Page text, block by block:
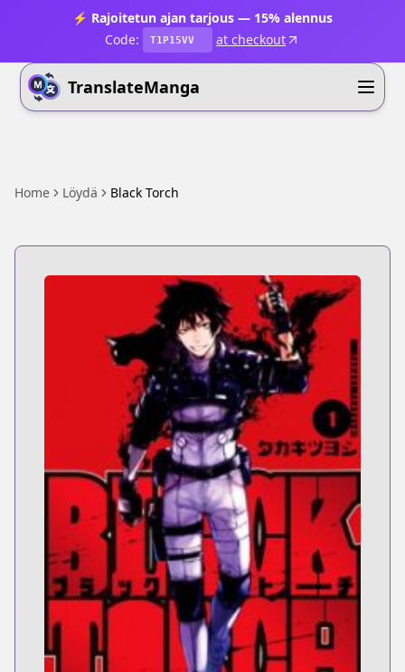
⚡ Rajoitetun ajan tarjous — 15% alennus
Code:
T1P15VV at checkout
TranslateManga
Home Löydä Black Torch